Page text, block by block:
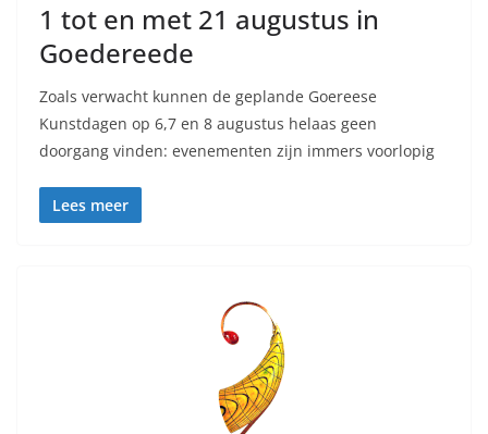
1 tot en met 21 augustus in
Goedereede
Zoals verwacht kunnen de geplande Goereese
Kunstdagen op 6,7 en 8 augustus helaas geen
doorgang vinden: evenementen zijn immers voorlopig
Lees meer